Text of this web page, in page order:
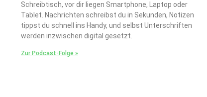
Schreibtisch, vor dir liegen Smartphone, Laptop oder
Tablet. Nachrichten schreibst du in Sekunden, Notizen
tippst du schnell ins Handy, und selbst Unterschriften
werden inzwischen digital gesetzt.
Zur Podcast-Folge »